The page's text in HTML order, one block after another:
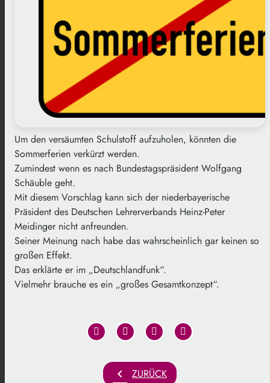
Um den versäumten Schulstoff aufzuholen, könnten die
Sommerferien verkürzt werden.
Zumindest wenn es nach Bundestagspräsident Wolfgang
Schäuble geht.
Mit diesem Vorschlag kann sich der niederbayerische
Präsident des Deutschen Lehrerverbands Heinz-Peter
Meidinger nicht anfreunden.
Seiner Meinung nach habe das wahrscheinlich gar keinen so
großen Effekt.
Das erklärte er im „Deutschlandfunk“.
Vielmehr brauche es ein „großes Gesamtkonzept“.
chevron_left ZURÜCK